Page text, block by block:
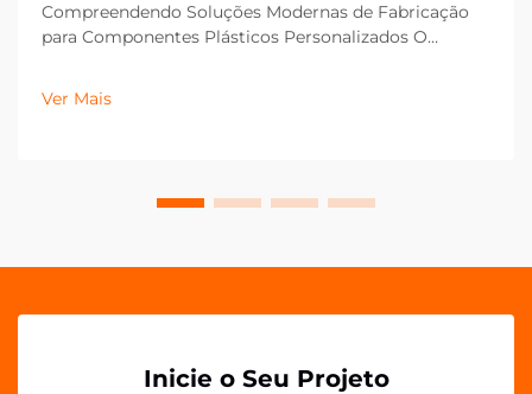
Compreendendo Soluções Modernas de Fabricação
para Componentes Plásticos Personalizados O
especialmente no que diz respeito a componentes
plásticos personalizados, como clipes de acrílico PP
Ver Mais
Inicie o Seu Projeto